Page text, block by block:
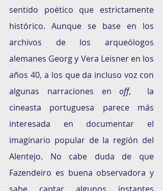
sentido poético que estrictamente
histórico. Aunque se base en los
archivos de los arqueólogos
alemanes Georg y Vera Leisner en los
años 40, a los que da incluso voz con
algunas narraciones en off,  la
cineasta portuguesa parece más
interesada en documentar el
imaginario popular de la región del
Alentejo. No cabe duda de que
Fazendeiro es buena observadora y